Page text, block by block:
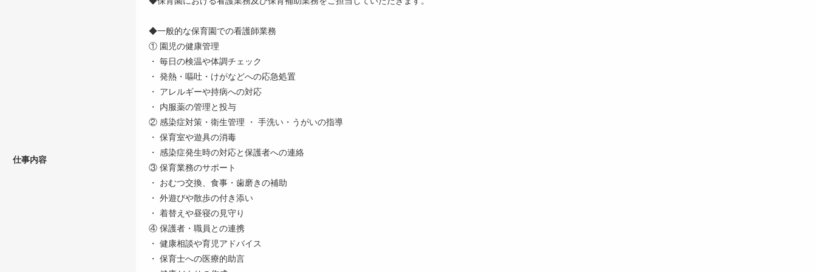
仕事内容
◆一般的な保育園での看護師業務
① 園児の健康管理
・ 毎日の検温や体調チェック
・ 発熱・嘔吐・けがなどへの応急処置
・ アレルギーや持病への対応
・ 内服薬の管理と投与
② 感染症対策・衛生管理 ・ 手洗い・うがいの指導
・ 保育室や遊具の消毒
・ 感染症発生時の対応と保護者への連絡
③ 保育業務のサポート
・ おむつ交換、食事・歯磨きの補助
・ 外遊びや散歩の付き添い
・ 着替えや昼寝の見守り
④ 保護者・職員との連携
・ 健康相談や育児アドバイス
・ 保育士への医療的助言